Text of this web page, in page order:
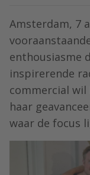
Amsterdam, 7
enthousiasme
inspirerende
commercial
haar
waar de focus